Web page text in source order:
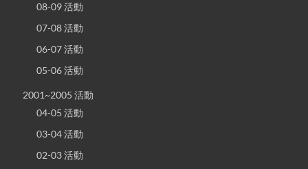
08-09 活動
07-08 活動
06-07 活動
05-06 活動
2001~2005 活動
04-05 活動
03-04 活動
02-03 活動